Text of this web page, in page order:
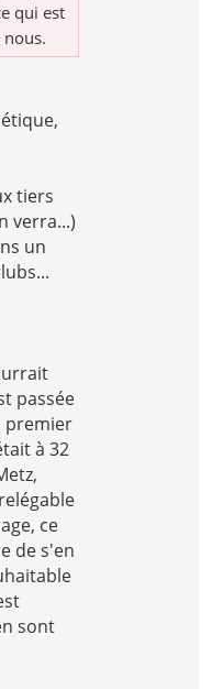
qui est
tiers
verra...)
un
passée
premier
à 32
ce
de s'en
sont